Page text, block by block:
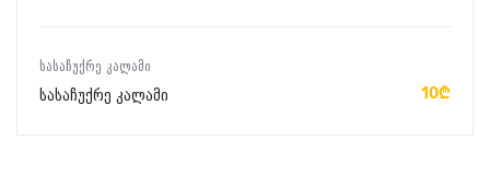
ᲡᲐᲡᲐᲩᲣᲥᲠᲔ ᲙᲐᲚᲐᲛᲘ
სასაჩუქრე კალამი 10₾